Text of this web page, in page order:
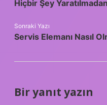
Hiçbir Şey
Sonraki Yazı
Servis Elemanı Nasıl
Bir yanıt yazın